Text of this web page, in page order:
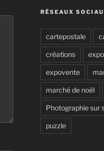
RÉSEAUX
cartepostale
créations
expovente
marché de noël
Photographie sur
puzzle